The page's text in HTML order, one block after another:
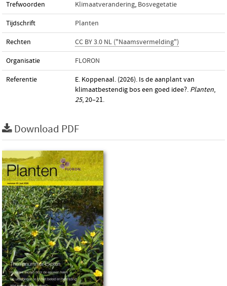
Trefwoorden Klimaatverandering, Bosvegetatie
Tijdschrift Planten
Rechten CC BY 3.0 NL ("Naamsvermelding")
Organisatie FLORON
Referentie
E. Koppenaal. (2026). Is de aanplant van
klimaatbestendig bos een goed idee?. Planten,
25, 20–21.
Download PDF